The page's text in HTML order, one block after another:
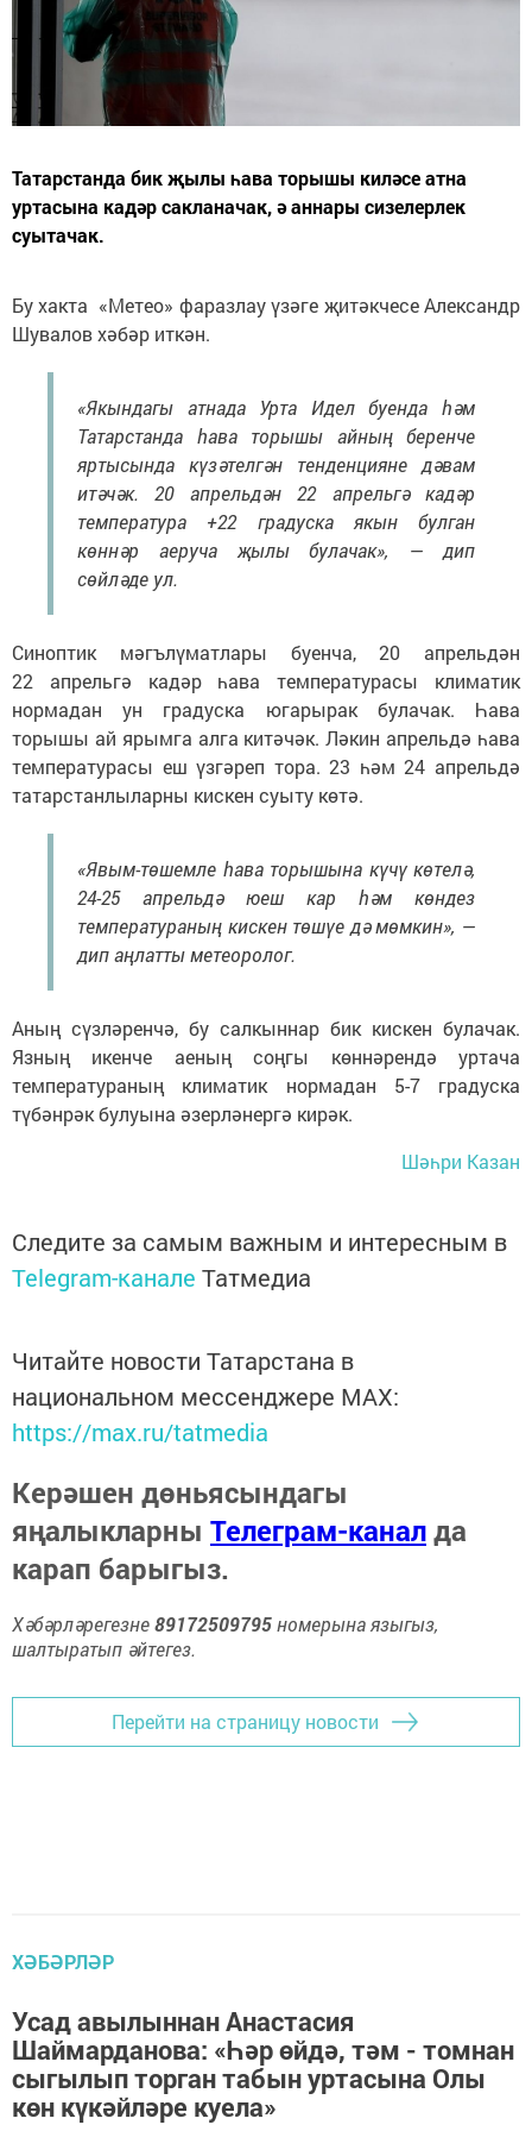
Татарстанда бик җылы һава торышы киләсе атна
уртасына кадәр сакланачак, ә аннары сизелерлек
суытачак.
Бу хакта «Метео» фаразлау үзәге җитәкчесе Александр
Шувалов хәбәр иткән.
«Якындагы атнада Урта Идел буенда һәм
Татарстанда һава торышы айның беренче
яртысында күзәтелгән тенденцияне дәвам
итәчәк. 20 апрельдән 22 апрельгә кадәр
температура +22 градуска якын булган
көннәр аеруча җылы булачак», — дип
сөйләде ул.
Синоптик мәгълүматлары буенча, 20 апрельдән
22 апрельгә кадәр һава температурасы климатик
нормадан ун градуска югарырак булачак. Һава
торышы ай ярымга алга китәчәк. Ләкин апрельдә һава
температурасы еш үзгәреп тора. 23 һәм 24 апрельдә
татарстанлыларны кискен суыту көтә.
«Явым-төшемле һава торышына күчү көтелә,
24-25 апрельдә юеш кар һәм көндез
температураның кискен төшүе дә мөмкин», —
дип аңлатты метеоролог.
Аның сүзләренчә, бу салкыннар бик кискен булачак.
Язның икенче аеның соңгы көннәрендә уртача
температураның климатик нормадан 5-7 градуска
түбәнрәк булуына әзерләнергә кирәк.
Шәһри Казан
Следите за самым важным и интересным в
Telegram-канале Татмедиа
Читайте новости Татарстана в
национальном мессенджере MАХ:
https://max.ru/tatmedia
Керәшен дөньясындагы
яңалыкларны Телеграм-каналда
карап барыгыз.
Хәбәрләрегезне89172509795номерына языгыз,
шалтыратып әйтегез.
Перейти на страницу новости
ХӘБӘРЛӘР
Усад авылыннан Анастасия
Шаймарданова: «Һәр өйдә, тәм - томнан
сыгылып торган табын уртасына Олы
көн күкәйләре куела»